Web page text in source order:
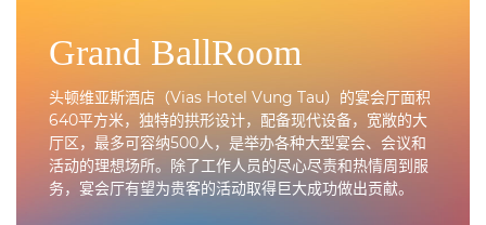
Grand BallRoom
头顿维亚斯酒店（Vias Hotel Vung Tau）的宴会厅面积
640平方米，独特的拱形设计，配备现代设备，宽敞的大
厅区，最多可容纳500人，是举办各种大型宴会、会议和
活动的理想场所。除了工作人员的尽心尽责和热情周到服
务，宴会厅有望为贵客的活动取得巨大成功做出贡献。